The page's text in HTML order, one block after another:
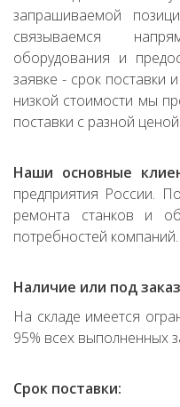
запрашиваемой
связываемся
оборудования и
заявке - срок поставки
низкой стоимости мы
поставки с разной ценой.
Наши основные
предприятия России.
ремонта станков и
потребностей компаний.
Наличие или под
На складе имеется
95% всех выполненных
Срок поставки: